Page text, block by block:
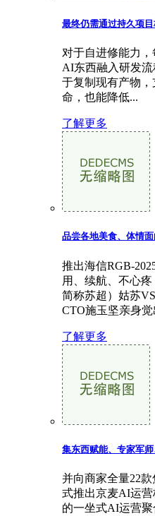
最终仍需通过持久项
对于自进修能力
AI东西融入研发
于复制现有产物
命，也能降低...
了解更多
品尝各地美食、体情
推出海信RGB-
用、续航、不心
简称苏超）姑苏
CTO施玉坚亲身觉
了解更多
集东西赋能、专家军
并向商家全量22
式推出京麦AI运营
的一坐式AI运营聚